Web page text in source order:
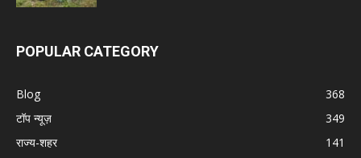
POPULAR CATEGORY
Blog
368
टॉप न्यूज़
349
राज्य-शहर
141